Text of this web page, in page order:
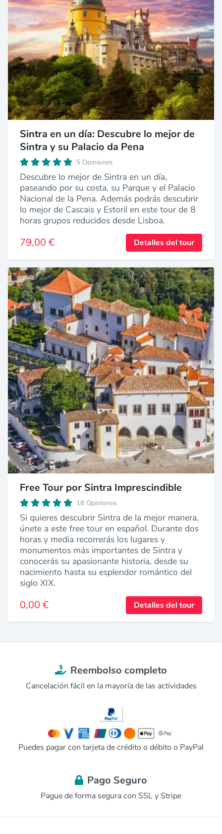
Sintra en un día: Descubre lo mejor de
Sintra y su Palacio da Pena
5 Opiniones
Descubre lo mejor de Sintra en un día,
paseando por su costa, su Parque y el Palacio
Nacional de la Pena. Además podrás descubrir
lo mejor de Cascais y Estoril en este tour de 8
horas grupos reducidos desde Lisboa.
79,00 € Detalles del tour
Free Tour por Sintra Imprescindible
18 Opiniones
Si quieres descubrir Sintra de la mejor manera,
únete a este free tour en español. Durante dos
horas y media recorrerás los lugares y
monumentos más importantes de Sintra y
conocerás su apasionante historia, desde su
nacimiento hasta su esplendor romántico del
siglo XIX.
0,00 € Detalles del tour
Reembolso completo
Cancelación fácil en la mayoría de las actividades
Puedes pagar con tarjeta de crédito o débito o PayPal
Pago Seguro
Pague de forma segura con SSL y Stripe